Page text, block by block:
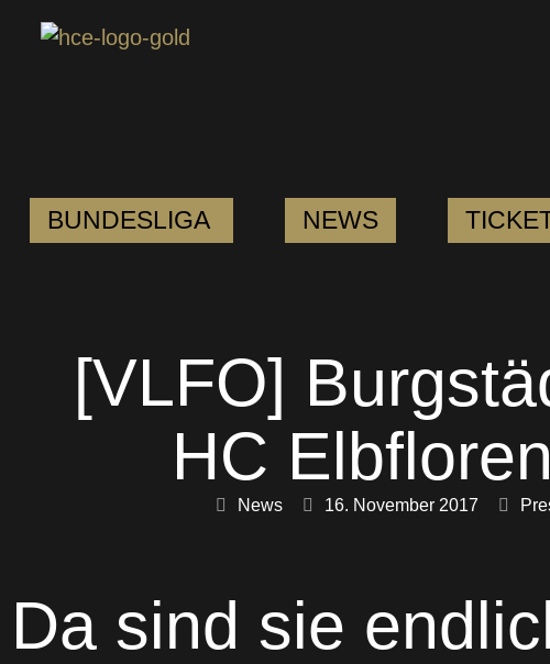
BUNDESLIGA NEWS
[VLFO]
HC
News 16. November 2017
Da sind sie